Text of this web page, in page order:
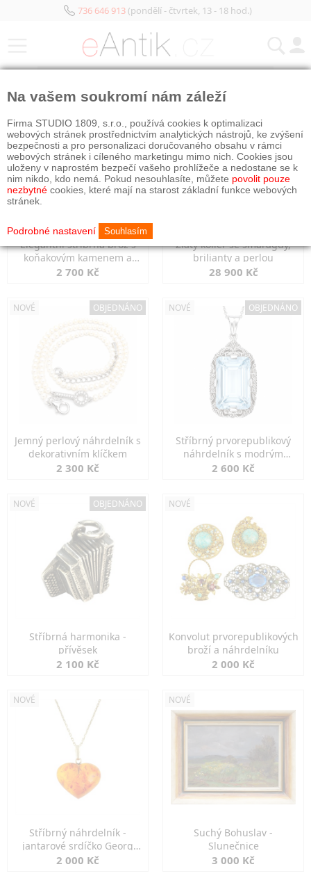
736 646 913(pondělí - čtvrtek, 13 - 18 hod.)
Elegantní stříbrná brož s
koňakovým kamenem a
markazity
2 700 Kč
Zlatý kolier se smaragdy,
brilianty a perlou
28 900 Kč
NOVÉ OBJEDNÁNO
Jemný perlový náhrdelník s
dekorativním klíčkem
2 300 Kč
NOVÉ OBJEDNÁNO
Stříbrný prvorepublikový
náhrdelník s modrým
spinelem
2 600 Kč
NOVÉ OBJEDNÁNO
Stříbrná harmonika -
přívěsek
2 100 Kč
NOVÉ
Konvolut prvorepublikových
broží a náhrdelníku
2 000 Kč
NOVÉ
Stříbrný náhrdelník -
jantarové srdíčko Georg
Kramer
2 000 Kč
NOVÉ
Suchý Bohuslav -
Slunečnice
3 000 Kč
Na vašem soukromí nám záleží
Firma STUDIO 1809, s.r.o., používá cookies k optimalizaci
webových stránek prostřednictvím analytických nástrojů, ke zvýšení
bezpečnosti a pro personalizaci doručovaného obsahu v rámci
webových stránek i cíleného marketingu mimo nich. Cookies jsou
uloženy v naprostém bezpečí vašeho prohlížeče a nedostane se k
nim nikdo, kdo nemá. Pokud nesouhlasíte, můžete povolit pouze
nezbytné cookies, které mají na starost základní funkce webových
stránek.
Podrobné nastavení Souhlasím